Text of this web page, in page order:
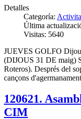
Detalles
Categoría:
Última
Visitas: 5640
JUEVES GOLFO
(DIJOUS 31 DE maig)
Roteros). Després del
cançons
120621.
CIM